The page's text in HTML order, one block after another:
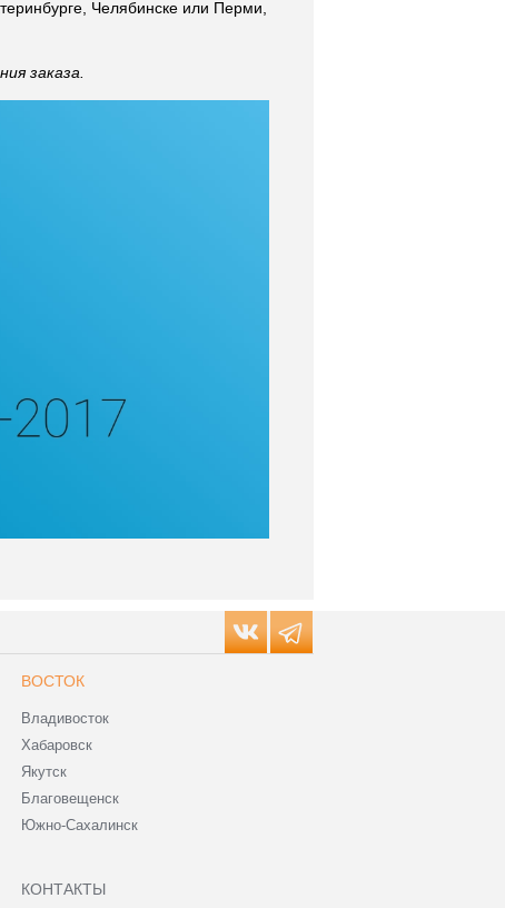
Челябинске или Перми,
заказа.
ВОСТОК
Владивосток
Хабаровск
Якутск
Благовещенск
Южно-Сахалинск
КОНТАКТЫ